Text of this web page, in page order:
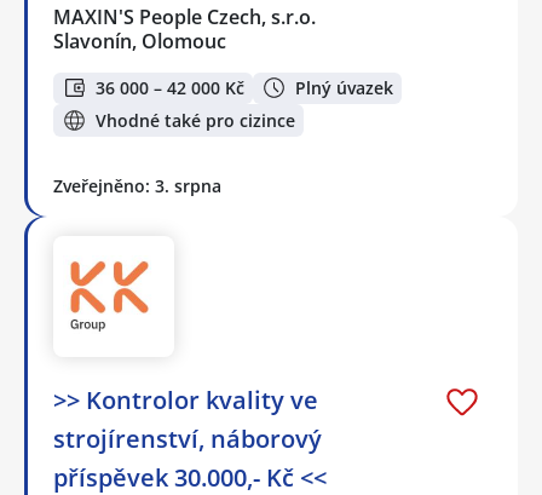
MAXIN'S People Czech, s.r.o.
Slavonín, Olomouc
36 000 – 42 000 Kč
Plný úvazek
Vhodné také pro cizince
Zveřejněno: 3. srpna
>> Kontrolor kvality ve
strojírenství, náborový
příspěvek 30.000,- Kč <<